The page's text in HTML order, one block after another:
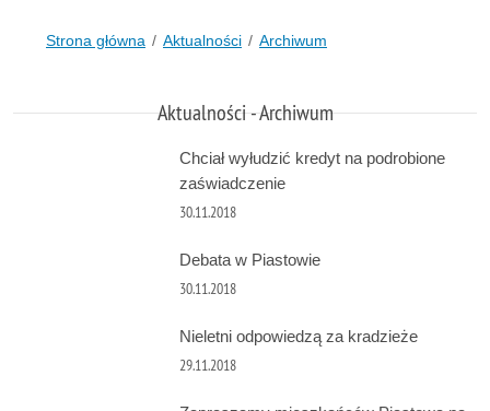
Strona główna Aktualności Archiwum
Aktualności - Archiwum
Chciał wyłudzić kredyt na podrobione
zaświadczenie
30.11.2018
Debata w Piastowie
30.11.2018
Nieletni odpowiedzą za kradzieże
29.11.2018